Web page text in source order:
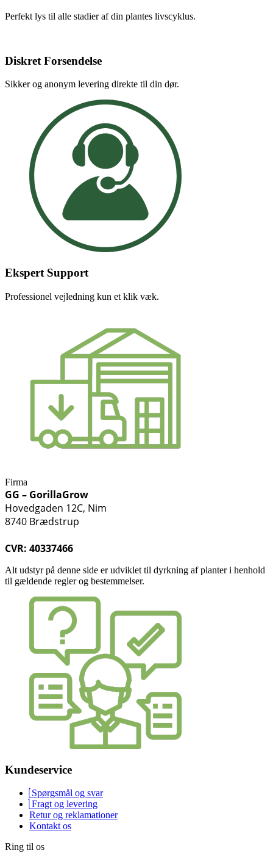
Perfekt lys til alle stadier af din plantes livscyklus.
Diskret Forsendelse
Sikker og anonym levering direkte til din dør.
Ekspert Support
Professionel vejledning kun et klik væk.
Firma
GG – GorillaGrow
Hovedgaden 12C, Nim
8740 Brædstrup
CVR: 40337466
Alt udstyr på denne side er udviklet til dyrkning af planter i henhold
til gældende regler og bestemmelser.
Kundeservice
Spørgsmål og svar
Fragt og levering
Retur og reklamationer
Kontakt os
Ring til os